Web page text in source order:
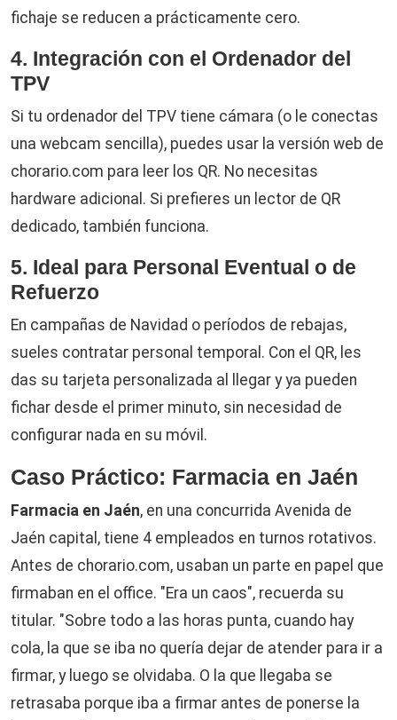
fichaje se reducen a prácticamente cero.
4. Integración con el Ordenador del
TPV
Si tu ordenador del TPV tiene cámara (o le conectas
una webcam sencilla), puedes usar la versión web de
chorario.com para leer los QR. No necesitas
hardware adicional. Si prefieres un lector de QR
dedicado, también funciona.
5. Ideal para Personal Eventual o de
Refuerzo
En campañas de Navidad o períodos de rebajas,
sueles contratar personal temporal. Con el QR, les
das su tarjeta personalizada al llegar y ya pueden
fichar desde el primer minuto, sin necesidad de
configurar nada en su móvil.
Caso Práctico: Farmacia en Jaén
Farmacia en Jaén, en una concurrida Avenida de
Jaén capital, tiene 4 empleados en turnos rotativos.
Antes de chorario.com, usaban un parte en papel que
firmaban en el office. "Era un caos", recuerda su
titular. "Sobre todo a las horas punta, cuando hay
cola, la que se iba no quería dejar de atender para ir a
firmar, y luego se olvidaba. O la que llegaba se
retrasaba porque iba a firmar antes de ponerse la